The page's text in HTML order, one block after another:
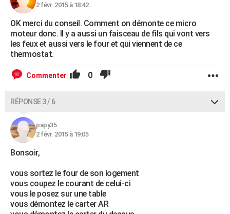
2 févr. 2015 à 18:42
OK merci du conseil. Comment on démonte ce micro
moteur donc. Il y a aussi un faisceau de fils qui vont vers
les feux et aussi vers le four et qui viennent de ce
thermostat.
Commenter 0
RÉPONSE 3 / 6
papy35
2 févr. 2015 à 19:05
Bonsoir,
vous sortez le four de son logement
vous coupez le courant de celui-ci
vous le posez sur une table
vous démontez le carter AR